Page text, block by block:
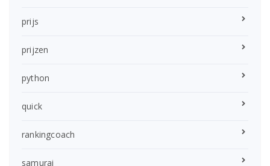
prijs
prijzen
python
quick
rankingcoach
samurai